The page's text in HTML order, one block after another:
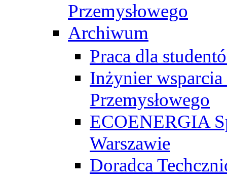
Przemysłowego
Archiwum
Praca dla
Inżynier wsparcia
Przemysłowego
ECOENERGIA
Warszawie
Doradca